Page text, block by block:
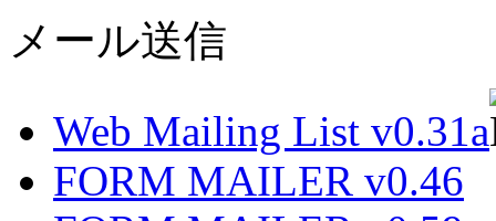
メール送信
Web Mailing List v0.31a
FORM MAILER v0.46